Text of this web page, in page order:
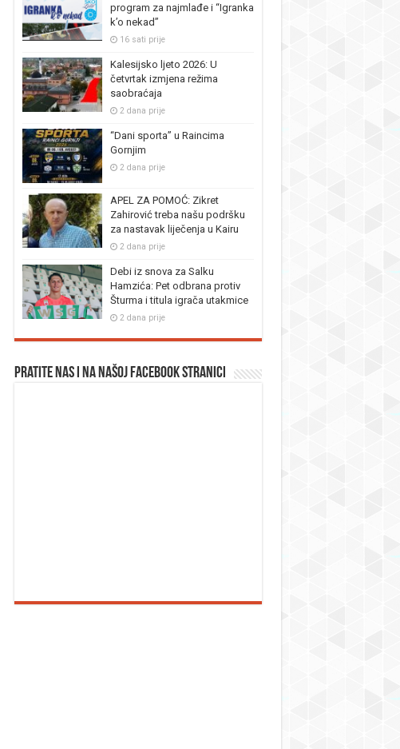
program za najmlađe i “Igranka
k’o nekad”
16 sati prije
Kalesijsko ljeto 2026: U
četvrtak izmjena režima
saobraćaja
2 dana prije
“Dani sporta” u Raincima
Gornjim
2 dana prije
APEL ZA POMOĆ: Zikret
Zahirović treba našu podršku
za nastavak liječenja u Kairu
2 dana prije
Debi iz snova za Salku
Hamzića: Pet odbrana protiv
Šturma i titula igrača utakmice
2 dana prije
Pratite nas i na našoj facebook stranici